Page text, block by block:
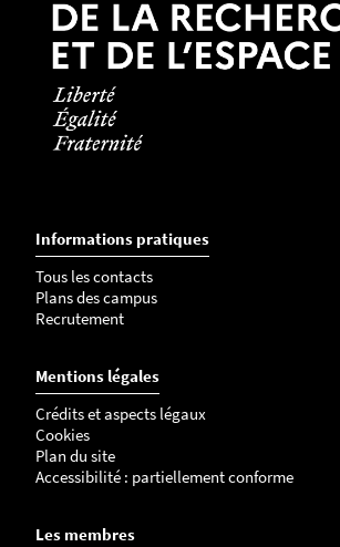
Informations pratiques
Tous les contacts
Plans des campus
Recrutement
Mentions légales
Crédits et aspects légaux
Cookies
Plan du site
Accessibilité : partiellement conforme
Les membres